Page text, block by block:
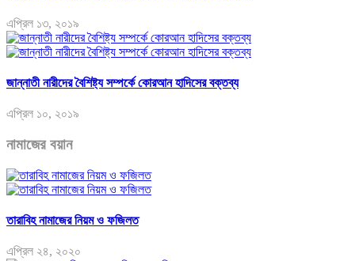
এপ্রিল ১৩, ২০১৯
জান্নাতী নারীদের বৈশিষ্ট্য সম্পর্কে কোরআন হাদিসের বক্তব্য
এপ্রিল ১০, ২০১৯
নামাজের বয়ান
তারাবিহ নামাজের নিয়ম ও ফজিলত
এপ্রিল ২৪, ২০২০